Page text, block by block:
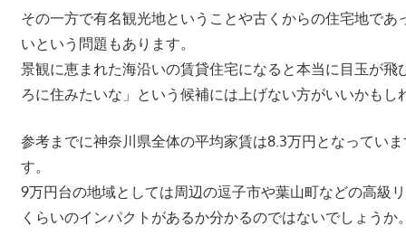
その一方で有名観光地ということや古くからの住宅地で
いという問題もあります。
景観に恵まれた海沿いの賃貸住宅になると本当に目玉が
ろに住みたいな」という候補には上げない方がいいかもし
参考までに神奈川県全体の平均家賃は8.3万円となってい
す。
9万円台の地域としては周辺の逗子市や葉山町などの高級
くらいのインパクトがあるか分かるのではないでしょうか